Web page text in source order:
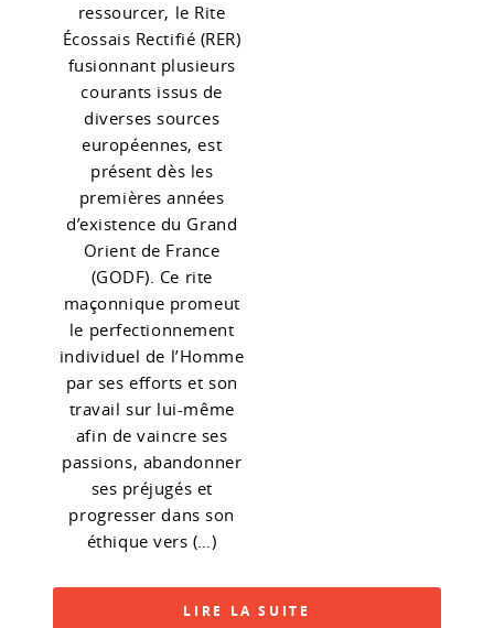
ressourcer, le Rite
Écossais Rectifié (RER)
fusionnant plusieurs
courants issus de
diverses sources
européennes, est
présent dès les
premières années
d’existence du Grand
Orient de France
(GODF). Ce rite
maçonnique promeut
le perfectionnement
individuel de l’Homme
par ses efforts et son
travail sur lui-même
afin de vaincre ses
passions, abandonner
ses préjugés et
progresser dans son
éthique vers (…)
LIRE LA SUITE